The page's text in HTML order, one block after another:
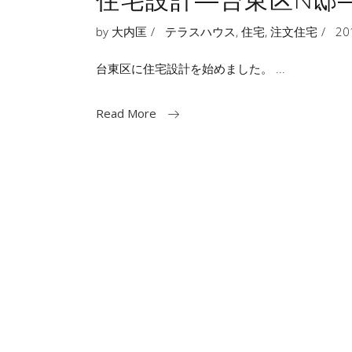
by 大内匡 テラスハウス, 住宅, 注文住宅
台東区に住宅設計を始めました。
Read More